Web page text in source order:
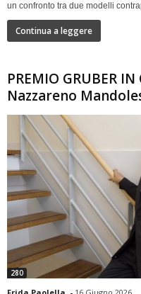
un confronto tra due modelli
Continua a leggere
PREMIO GRUBER
Nazzareno
280